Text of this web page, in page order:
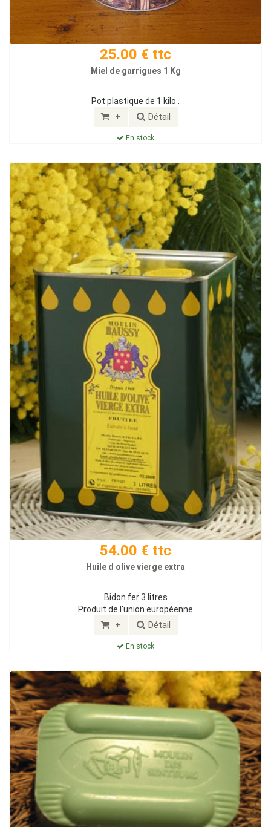
25.00 € ttc
Miel de garrigues 1 Kg
Pot plastique de 1 kilo .
+ Détail
En stock
54.00 € ttc
Huile d olive vierge extra
Bidon fer 3 litres
Produit de l'union européenne
+ Détail
En stock